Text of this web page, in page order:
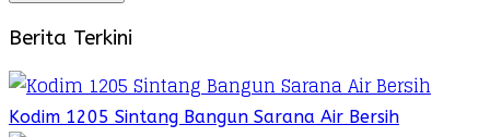
Berita Terkini
Kodim 1205 Sintang Bangun Sarana Air Bersih